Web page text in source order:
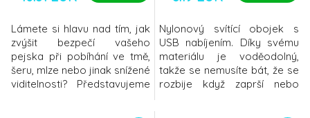
Lámete si hlavu nad tím, jak
zvýšit bezpečí vašeho
pejska při pobíhání ve tmě,
šeru, mlze nebo jinak snížené
viditelnosti? Představujeme
Nylonový svítící obojek s
USB nabíjením. Díky svému
materiálu je voděodolný,
takže se nemusíte bát, že se
rozbije když zaprší nebo